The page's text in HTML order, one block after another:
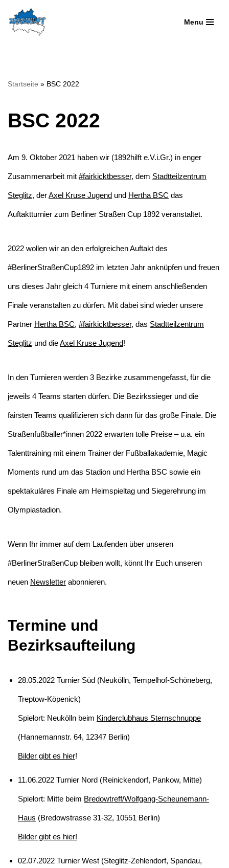
Zum
Menu
Startseite » BSC 2022
BSC 2022
Am 9. Oktober 2021 haben wir (1892hilft e.V.i.Gr.) in enger
Zusammenarbeit mit #fairkicktbesser, dem Stadtteilzentrum
Steglitz, derAxel Kruse Jugend und Hertha BSC das
Auftaktturnier zum Berliner Straßen Cup 1892 veranstaltet.
2022 wollen wir an den erfolgreichen Auftakt des
#BerlinerStraßenCup1892 im letzten Jahr anknüpfen und freuen
uns dieses Jahr gleich 4 Turniere mit einem anschließenden
Finale veranstalten zu dürfen. Mit dabei sind wieder unsere
Partner Hertha BSC, #fairkicktbesser, das Stadtteilzentrum
Steglitz und dieAxel Kruse Jugend!
In den Turnieren werden 3 Bezirke zusammengefasst, für die
jeweils 4 Teams starten dürfen. Die Bezirkssieger und die
fairsten Teams qualifizieren sich dann für das große Finale. Die
Straßenfußballer*innen 2022 erwarten tolle Preise – u.a. ein
Talenttraining mit einem Trainer der Fußballakademie, Magic
Moments rund um das Stadion und Hertha BSC sowie ein
spektakuläres Finale am Heimspieltag und Siegerehrung im
Olympiastadion.
Wenn Ihr immer auf dem Laufenden über unseren
#BerlinerStraßenCup bleiben wollt, könnt Ihr Euch unseren
neuen Newsletter abonnieren.
Termine und
Bezirksaufteilung
28.05.2022 Turnier Süd (Neukölln, Tempelhof-Schöneberg,
Treptow-Köpenick)
Spielort: Neukölln beim Kinderclubhaus Sternschnuppe
(Hannemannstr. 64, 12347 Berlin)
Bilder gibt es hier!
11.06.2022 Turnier Nord (Reinickendorf, Pankow, Mitte)
Spielort: Mitte beim Bredowtreff/Wolfgang-Scheunemann-
Haus (Bredowstrasse 31-32, 10551 Berlin)
Bilder gibt es hier!
02.07.2022 Turnier West (Steglitz-Zehlendorf, Spandau,